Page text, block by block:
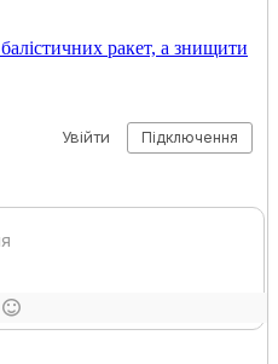
ракет, а знищити